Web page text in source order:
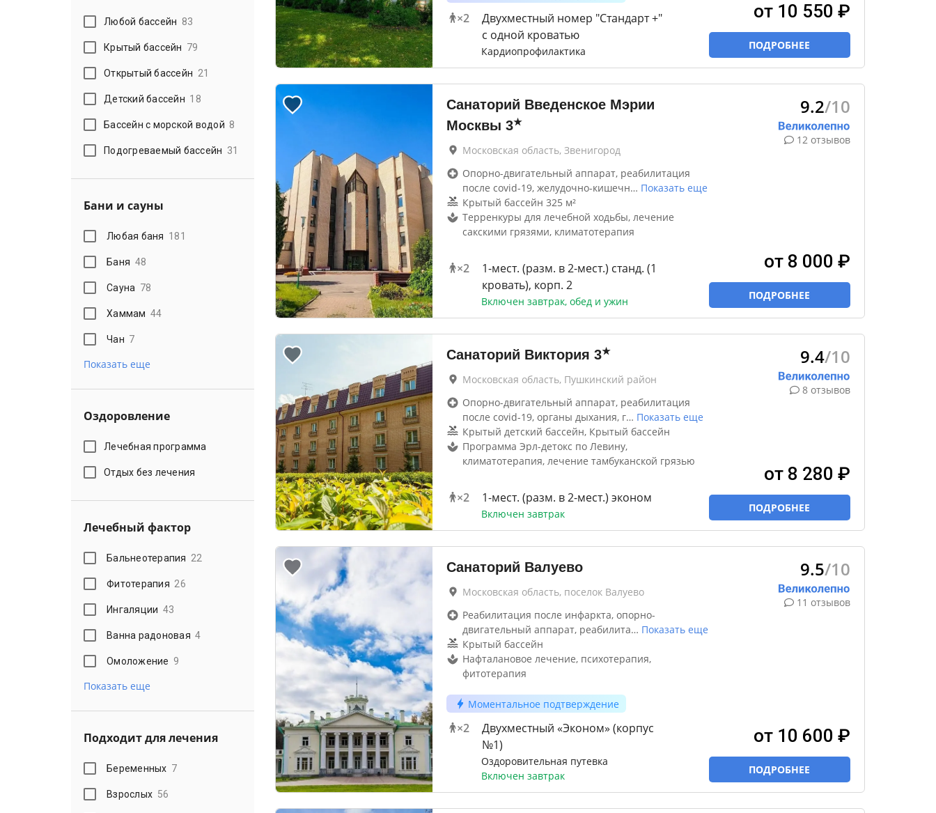
Любой бассейн 83
Крытый бассейн 79
Открытый бассейн 21
Детский бассейн 18
Бассейн с морской водой 8
Подогреваемый бассейн 31
Бани и сауны
Любая баня 181
Баня 48
Сауна 78
Хаммам 44
Чан 7
Показать еще
Оздоровление
Лечебная программа
Отдых без лечения
Лечебный фактор
Бальнеотерапия 22
Фитотерапия 26
Ингаляции 43
Ванна радоновая 4
Омоложение 9
Показать еще
Подходит для лечения
Беременных 7
Взрослых 56
×2
Двухместный номер "Стандарт +"
с одной кроватью
Кардиопрофилактика
от 10 550 ₽
ПОДРОБНЕЕ
Санаторий Введенское Мэрии
Москвы 3★
Московская область, Звенигород
Опорно-двигательный аппарат, реабилитация
после covid-19, желудочно-кишечн… Показать еще
Крытый бассейн 325 м²
Терренкуры для лечебной ходьбы, лечение
сакскими грязями, климатотерапия
×2
1-мест. (разм. в 2-мест.) станд. (1
кровать), корп. 2
Включен завтрак, обед и ужин
9.2/10
12 отзывов
от 8 000 ₽
ПОДРОБНЕЕ
Санаторий Виктория 3★
Московская область, Пушкинский район
Опорно-двигательный аппарат, реабилитация
после covid-19, органы дыхания, г… Показать еще
Крытый детский бассейн, Крытый бассейн
Программа Эрл-детокс по Левину,
климатотерапия, лечение тамбуканской грязью
×2 1-мест. (разм. в 2-мест.) эконом
Включен завтрак
9.4/10
8 отзывов
от 8 280 ₽
ПОДРОБНЕЕ
Санаторий Валуево
Московская область, поселок Валуево
Реабилитация после инфаркта, опорно-
двигательный аппарат, реабилита… Показать еще
Крытый бассейн
Нафталановое лечение, психотерапия,
фитотерапия
Моментальное подтверждение
×2
Двухместный «Эконом» (корпус
№1)
Оздоровительная путевка
Включен завтрак
9.5/10
11 отзывов
от 10 600 ₽
ПОДРОБНЕЕ